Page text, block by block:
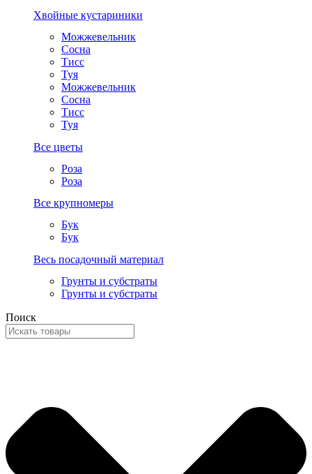
Хвойные кустариники
Можжевельник
Сосна
Тисс
Туя
Можжевельник
Сосна
Тисс
Туя
Все цветы
Роза
Роза
Все крупномеры
Бук
Бук
Весь посадочный материал
Грунты и субстраты
Грунты и субстраты
Поиск